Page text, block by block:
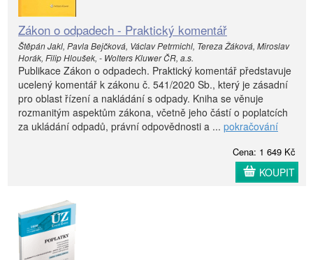
Zákon o odpadech - Praktický komentář
Štěpán Jakl, Pavla Bejčková, Václav Petrmichl, Tereza Žáková, Miroslav
Horák, Filip Hloušek, - Wolters Kluwer ČR, a.s.
Publikace Zákon o odpadech. Praktický komentář představuje
ucelený komentář k zákonu č. 541/2020 Sb., který je zásadní
pro oblast řízení a nakládání s odpady. Kniha se věnuje
rozmanitým aspektům zákona, včetně jeho částí o poplatcích
za ukládání odpadů, právní odpovědnosti a ... pokračování
Cena: 1 649 Kč
KOUPIT